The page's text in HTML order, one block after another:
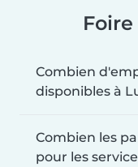
Combien
disponibles à
Combien les
pour les